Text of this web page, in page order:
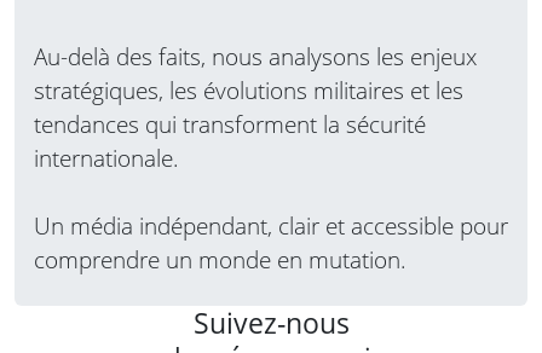
Au-delà des faits, nous analysons les enjeux
stratégiques, les évolutions militaires et les
tendances qui transforment la sécurité
internationale.
Un média indépendant, clair et accessible pour
comprendre un monde en mutation.
Suivez-nous